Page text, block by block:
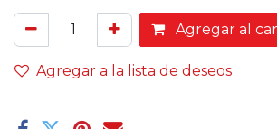
Agregar al
Agregar a la lista de deseos